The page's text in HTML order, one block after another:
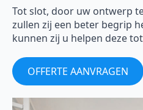
Tot slot, door uw ontwerp
zullen zij een beter begrip
kunnen zij u helpen deze
OFFERTE AANVRAGEN